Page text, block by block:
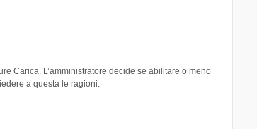
Carica. L’amministratore decide se abilitare o meno
a questa le ragioni.